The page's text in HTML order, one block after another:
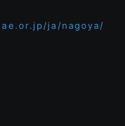
ja/nagoya/